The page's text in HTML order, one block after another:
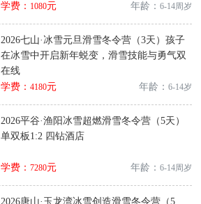
学费： 1080元 年龄： 6-14周岁
2026七山·冰雪元旦滑雪冬令营（3天）孩子
在冰雪中开启新年蜕变，滑雪技能与勇气双
在线
学费： 4180元 年龄： 6-14岁
2026平谷·渔阳冰雪超燃滑雪冬令营（5天）
单双板1:2 四钻酒店
学费： 7280元 年龄： 6-14周岁
2026唐山·玉龙湾冰雪创造滑雪冬令营（5